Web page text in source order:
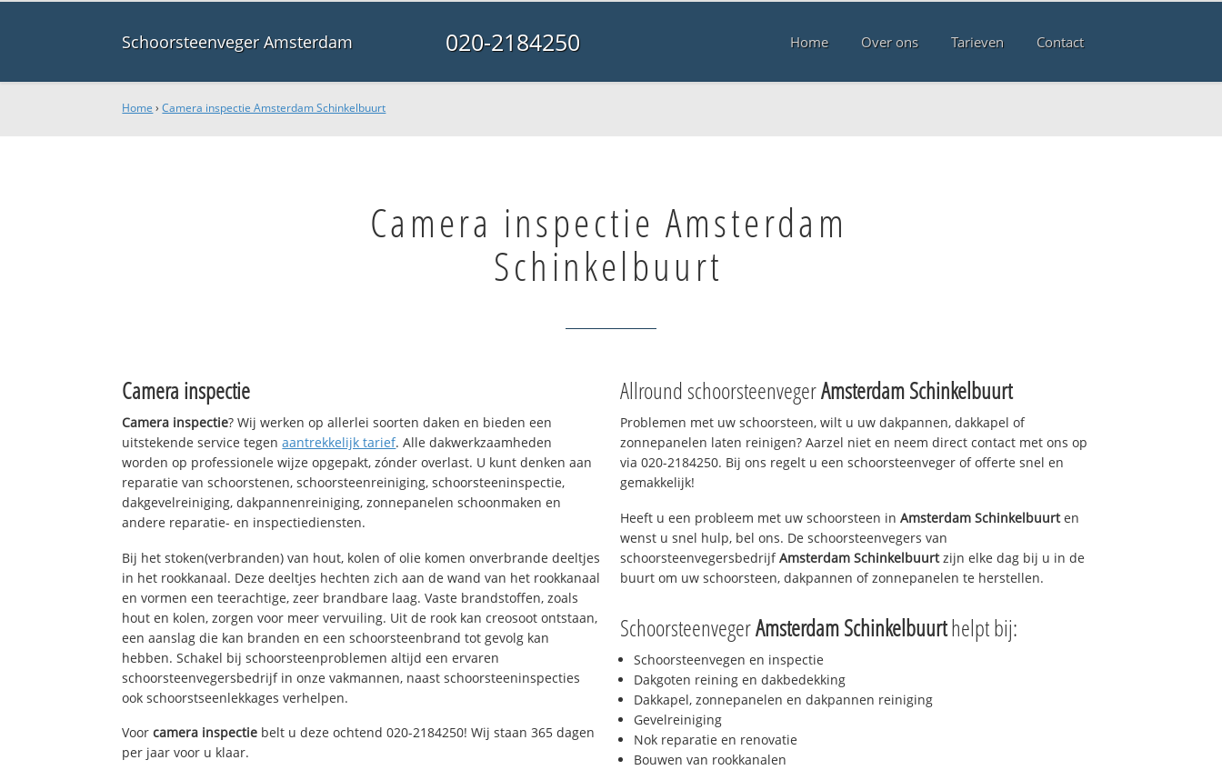
Schoorsteenveger Amsterdam 020-2184250 Home Over ons Tarieven Contact
Home ›Camera inspectie Amsterdam Schinkelbuurt
Camera inspectie Amsterdam
Schinkelbuurt
Camera inspectie
Camera inspectie? Wij werken op allerlei soorten daken en bieden een
uitstekende service tegenaantrekkelijk tarief. Alle dakwerkzaamheden
worden op professionele wijze opgepakt, zónder overlast. U kunt denken aan
reparatie van schoorstenen, schoorsteenreiniging, schoorsteeninspectie,
dakgevelreiniging, dakpannenreiniging, zonnepanelen schoonmaken en
andere reparatie- en inspectiediensten.
Bij het stoken(verbranden) van hout, kolen of olie komen onverbrande deeltjes
in het rookkanaal. Deze deeltjes hechten zich aan de wand van het rookkanaal
en vormen een teerachtige, zeer brandbare laag. Vaste brandstoffen, zoals
hout en kolen, zorgen voor meer vervuiling. Uit de rook kan creosoot ontstaan,
een aanslag die kan branden en een schoorsteenbrand tot gevolg kan
hebben. Schakel bij schoorsteenproblemen altijd een ervaren
schoorsteenvegersbedrijf in onze vakmannen, naast schoorsteeninspecties
ook schoorstseenlekkages verhelpen.
Voorcamera inspectie belt u deze ochtend 020-2184250! Wij staan 365 dagen
per jaar voor u klaar.
Allround schoorsteenvegerAmsterdam Schinkelbuurt
Problemen met uw schoorsteen, wilt u uw dakpannen, dakkapel of
zonnepanelen laten reinigen? Aarzel niet en neem direct contact met ons op
via 020-2184250. Bij ons regelt u een schoorsteenveger of offerte snel en
gemakkelijk!
Heeft u een probleem met uw schoorsteen in Amsterdam Schinkelbuurten
wenst u snel hulp, bel ons. De schoorsteenvegers van
schoorsteenvegersbedrijfAmsterdam Schinkelbuurtzijn elke dag bij u in de
buurt om uw schoorsteen, dakpannen of zonnepanelen te herstellen.
SchoorsteenvegerAmsterdam Schinkelbuurthelpt bij:
Schoorsteenvegen en inspectie
Dakgoten reining en dakbedekking
Dakkapel, zonnepanelen en dakpannen reiniging
Gevelreiniging
Nok reparatie en renovatie
Bouwen van rookkanalen